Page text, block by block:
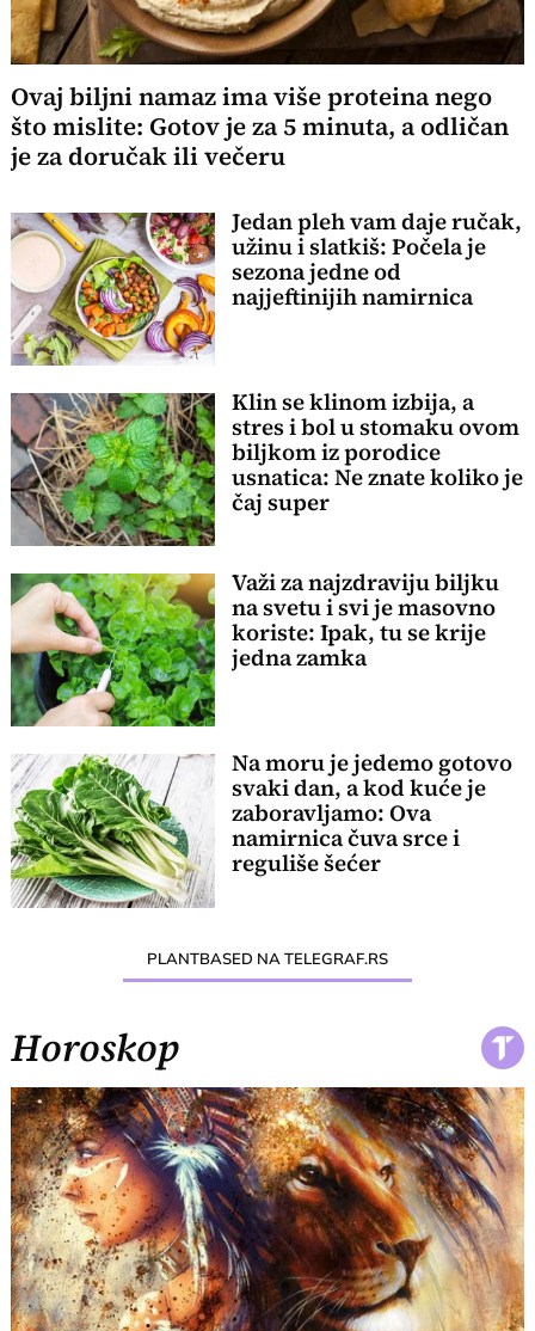
Ovaj biljni namaz ima više proteina nego
što mislite: Gotov je za 5 minuta, a odličan
je za doručak ili večeru
Jedan pleh vam daje ručak,
užinu i slatkiš: Počela je
sezona jedne od
najjeftinijih namirnica
Klin se klinom izbija, a
stres i bol u stomaku ovom
biljkom iz porodice
usnatica: Ne znate koliko je
čaj super
Važi za najzdraviju biljku
na svetu i svi je masovno
koriste: Ipak, tu se krije
jedna zamka
Na moru je jedemo gotovo
svaki dan, a kod kuće je
zaboravljamo: Ova
namirnica čuva srce i
reguliše šećer
PLANTBASED NA TELEGRAF.RS
Horoskop